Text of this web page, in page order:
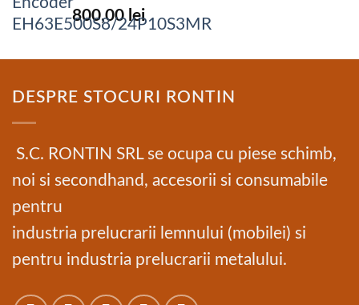
800,00 lei
DESPRE STOCURI RONTIN
S.C. RONTIN SRL se ocupa cu piese schimb,
noi si secondhand, accesorii si consumabile
pentru
industria prelucrarii lemnului (mobilei) si
pentru industria prelucrarii metalului.